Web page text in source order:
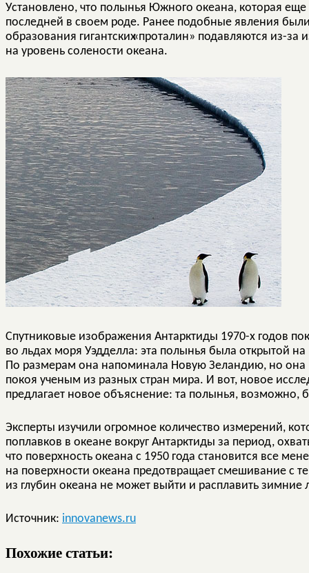
Установлено, что полынья Южного океана, которая
последней в своем роде. Ранее подобные явления
образования гигантских«проталин» подавляются из-за
на уровень солености океана.
Спутниковые изображения Антарктиды 1970-х годов
во льдах моря Уэдделла: эта полынья была открытой
По размерам она напоминала Новую Зеландию, но она
покоя ученым из разных стран мира. И вот, новое
предлагает новое объяснение: та полынья,
Эксперты изучили огромное количество измерений,
поплавков в океане вокруг Антарктиды за период,
что поверхность океана с 1950 года становится все
на поверхности океана предотвращает смешивание с
из глубин океана не может выйти и расплавить зимние
Источник: innovanews.ru
Похожие статьи: